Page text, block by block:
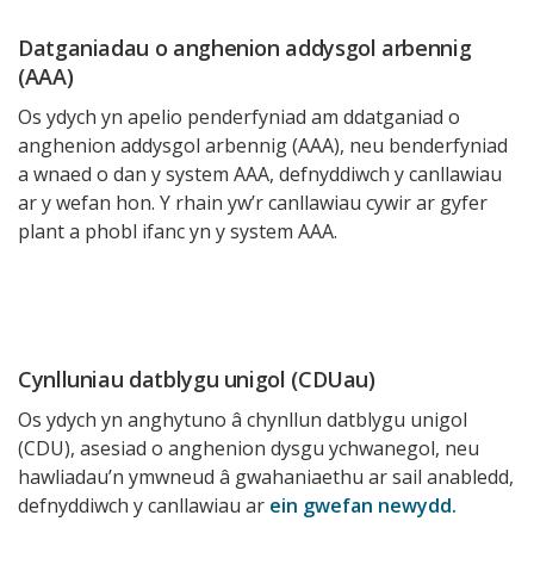
Datganiadau o anghenion addysgol arbennig
(AAA)
Os ydych yn apelio penderfyniad am ddatganiad o
anghenion addysgol arbennig (AAA), neu benderfyniad
a wnaed o dan y system AAA, defnyddiwch y canllawiau
ar y wefan hon. Y rhain yw’r canllawiau cywir ar gyfer
plant a phobl ifanc yn y system AAA.
Cynlluniau datblygu unigol (CDUau)
Os ydych yn anghytuno â chynllun datblygu unigol
(CDU), asesiad o anghenion dysgu ychwanegol, neu
hawliadau’n ymwneud â gwahaniaethu ar sail anabledd,
defnyddiwch y canllawiau ar ein gwefan newydd.